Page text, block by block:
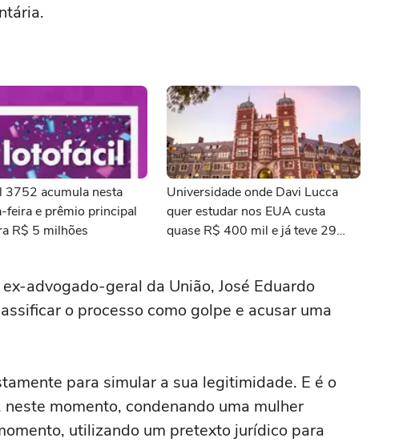
3752 acumula nesta
feira e prêmio principal
R$ 5 milhões
Universidade onde Davi Lucca
quer estudar nos EUA custa
quase R$ 400 mil e já teve 29
advogado-geral da União, José Eduardo
o processo como golpe e acusar uma
para simular a sua legitimidade. E é o
momento, condenando uma mulher
utilizando um pretexto jurídico para